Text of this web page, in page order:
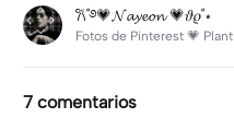
𐙚˚࿔💗𝓝𝓪𝔂𝓮𝓸𝓷 💗𝜗𝜚˚⋆
Fotos de Pinterest 💗
7 comentarios